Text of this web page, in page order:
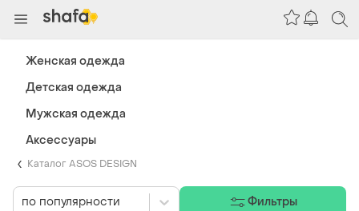
Каталог ASOS DESIGN
по популярности Фильтры
Женская одежда
Детская одежда
Мужская одежда
Аксессуары